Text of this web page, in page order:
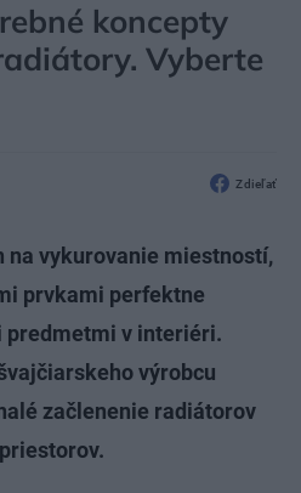
koncepty
Vyberte
Zdieľať
na vykurovanie miestností,
prvkami perfektne
predmetmi v interiéri.
výrobcu
začlenenie radiátorov